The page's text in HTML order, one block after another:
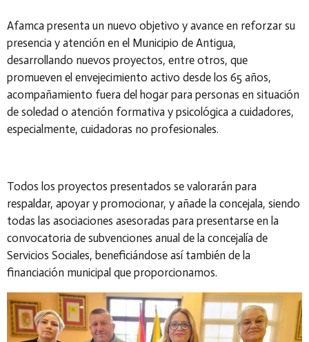
Afamca presenta un nuevo objetivo y avance en reforzar su
presencia y atención en el Municipio de Antigua,
desarrollando nuevos proyectos, entre otros, que
promueven el envejecimiento activo desde los 65 años,
acompañamiento fuera del hogar para personas en situación
de soledad o atención formativa y psicológica a cuidadores,
especialmente, cuidadoras no profesionales.
Todos los proyectos presentados se valorarán para
respaldar, apoyar y promocionar, y añade la concejala, siendo
todas las asociaciones asesoradas para presentarse en la
convocatoria de subvenciones anual de la concejalía de
Servicios Sociales, beneficiándose así también de la
financiación municipal que proporcionamos.